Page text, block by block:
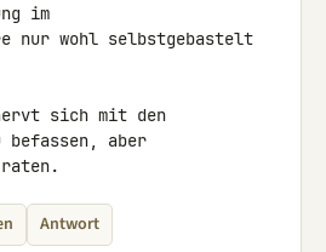
im
nur wohl selbstgebastelt
sich mit den
befassen, aber
raten.
Antwort